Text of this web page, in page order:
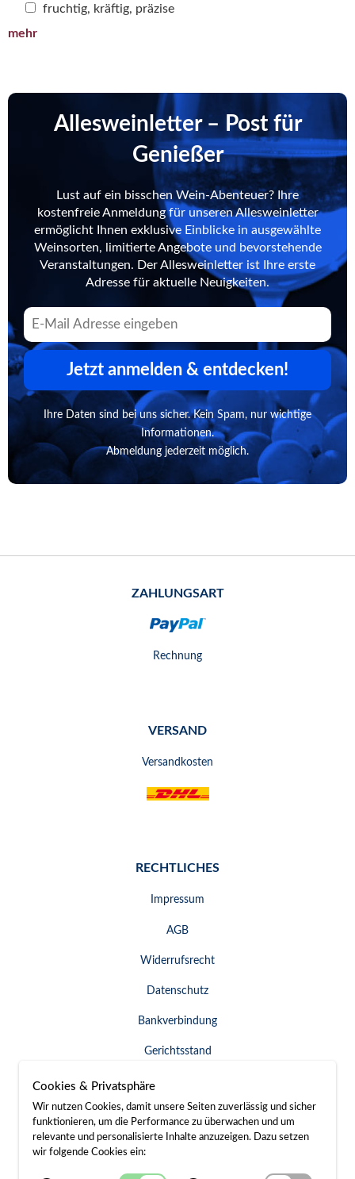
fruchtig, kräftig, präzise
mehr
Allesweinletter – Post für
Genießer
Lust auf ein bisschen Wein-Abenteuer? Ihre
kostenfreie Anmeldung für unseren Allesweinletter
ermöglicht Ihnen exklusive Einblicke in ausgewählte
Weinsorten, limitierte Angebote und bevorstehende
Veranstaltungen. Der Allesweinletter ist Ihre erste
Adresse für aktuelle Neuigkeiten.
Jetzt anmelden & entdecken!
Ihre Daten sind bei uns sicher. Kein Spam, nur wichtige
Informationen.
Abmeldung jederzeit möglich.
ZAHLUNGSART
Rechnung
VERSAND
Versandkosten
RECHTLICHES
Impressum
AGB
Widerrufsrecht
Datenschutz
Bankverbindung
Gerichtsstand
Widerruf erklären
SERVICE & KONTAKT
Cookies & Privatsphäre
Wir nutzen Cookies, damit unsere Seiten zuverlässig und sicher
funktionieren, um die Performance zu überwachen und um
relevante und personalisierte Inhalte anzuzeigen. Dazu setzen
wir folgende Cookies ein: